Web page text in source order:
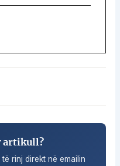
artikull?
rinj direkt në emailin